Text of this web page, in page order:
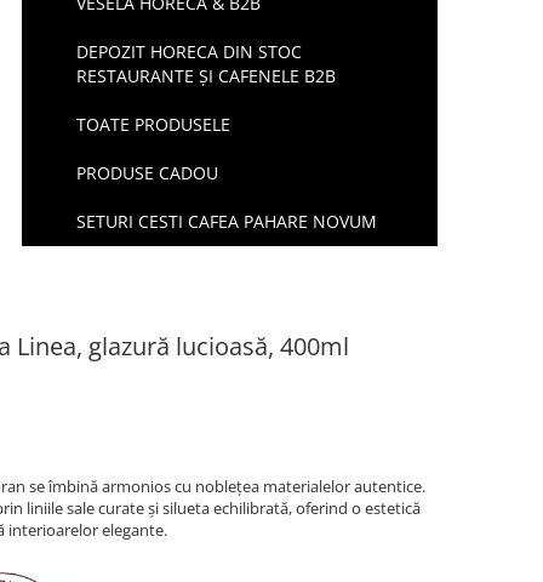
DEPOZIT HORECA DIN STOC
RESTAURANTE ȘI CAFENELE B2B
TOATE PRODUSELE
PRODUSE CADOU
SETURI CESTI CAFEA PAHARE NOVUM
Linea, glazură lucioasă, 400ml
se îmbină armonios cu noblețea materialelor autentice.
liniile sale curate și silueta echilibrată, oferind o estetică
interioarelor elegante.